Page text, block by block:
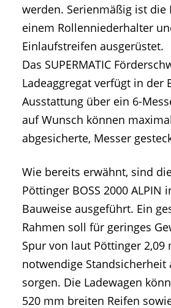
werden. Serienmäßig ist die
einem Rollenniederhalter
Einlaufstreifen ausgerüstet.
Das SUPERMATIC
Ladeaggregat verfügt in der
Ausstattung über ein 6-
auf Wunsch können
abgesicherte, Messer
Wie bereits erwähnt, sind
Pöttinger BOSS 2000 ALPIN
Bauweise ausgeführt. Ein
Rahmen soll für geringes
Spur von laut Pöttinger 2,09
notwendige Standsicherheit
sorgen. Die Ladewagen
520 mm breiten Reifen